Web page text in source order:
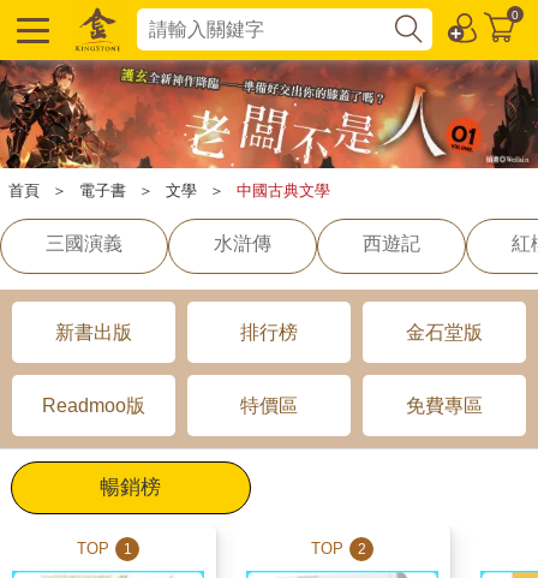
0
首頁 ＞ 電子書 ＞ 文學 ＞ 中國古典文學
三國演義 水滸傳 西遊記 紅
新書出版 排行榜 金石堂版
Readmoo版 特價區 免費專區
暢銷榜
TOP 1 TOP 2